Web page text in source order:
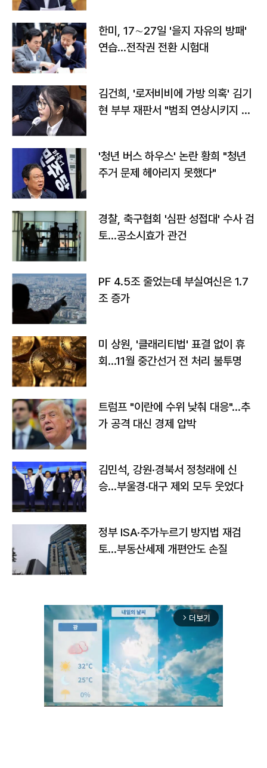
한미, 17∼27일 '을지 자유의 방패'
연습…전작권 전환 시험대
김건희, '로저비비에 가방 의혹' 김기
현 부부 재판서 "범죄 연상시키지 말
'청년 버스 하우스' 논란 황희 "청년
주거 문제 헤아리지 못했다"
경찰, 축구협회 '심판 성접대' 수사 검
토…공소시효가 관건
PF 4.5조 줄었는데 부실여신은 1.7
조 증가
미 상원, '클래리티법' 표결 없이 휴
회…11월 중간선거 전 처리 불투명
트럼프 "이란에 수위 낮춰 대응"…추
가 공격 대신 경제 압박
김민석, 강원·경북서 정청래에 신
승…부울경·대구 제외 모두 웃었다
정부 ISA·주가누르기 방지법 재검
토…부동산세제 개편안도 손질
arrow_forward_ios 더보기